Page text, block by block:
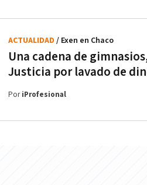
Una cadena de
Justicia por lavado de
ACTUALIDAD / Exen en Chaco
PoriProfesional